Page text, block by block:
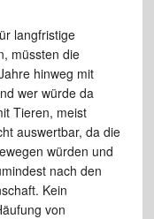
langfristige
müssten die
hinweg mit
wer würde da
Tieren, meist
auswertbar, da die
würden und
nach den
Kein
von